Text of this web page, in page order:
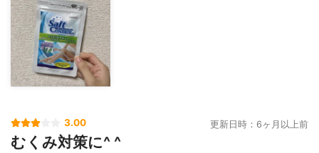
3.00 更新日時：6ヶ月以上前
むくみ対策に^ ^